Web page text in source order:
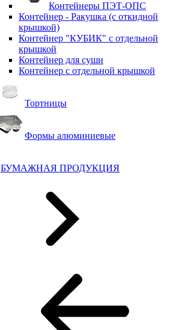
Контейнеры ПЭТ-ОПС
Контейнер - Ракушка (с откидной
крышкой)
Контейнер "КУБИК" с отдельной
крышкой
Контейнер для суши
Контейнер с отдельной крышкой
Тортницы
Формы алюминиевые
БУМАЖНАЯ ПРОДУКЦИЯ